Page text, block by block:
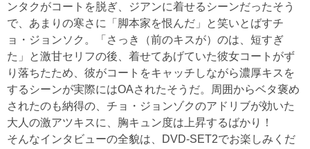
ンタクがコートを脱ぎ、ジアンに着せるシーンだったそう
で、あまりの寒さに「脚本家を恨んだ」と笑いとばすチ
ョ・ジョンソク。「さっき（前のキスが）のは、短すぎ
た」と激甘セリフの後、着せてあげていた彼女コートがず
り落ちたため、彼がコートをキャッチしながら濃厚キスを
するシーンが実際にはOAされたそうだ。周囲からベタ褒め
されたのも納得の、チョ・ジョンゾクのアドリブが効いた
大人の激アツキスに、胸キュン度は上昇するばかり！
そんなインタビューの全貌は、DVD-SET2でお楽しみくだ